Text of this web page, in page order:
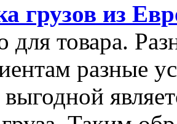
грузов из
для товара.
разные